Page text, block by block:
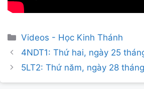
Categories
Videos - Học Kinh Thánh
Post
navigation
4NDT1: Thứ hai, ngày 25
5LT2: Thứ năm, ngày 28